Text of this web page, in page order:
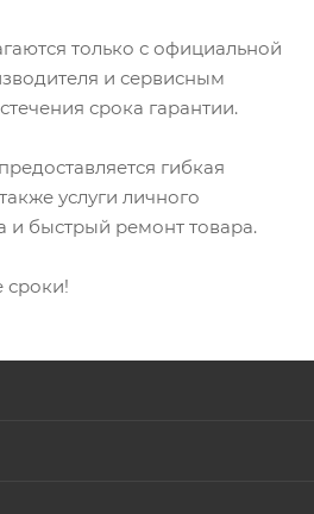
только с официальной
и сервисным
срока гарантии.
гибкая
услуги личного
и быстрый ремонт товара.
сроки!